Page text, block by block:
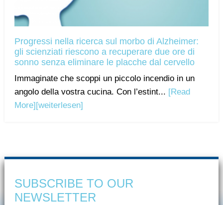
Progressi nella ricerca sul morbo di Alzheimer:
gli scienziati riescono a recuperare due ore di
sonno senza eliminare le placche dal cervello
Immaginate che scoppi un piccolo incendio in un
angolo della vostra cucina. Con l’estint... [Read
More] [weiterlesen]
SUBSCRIBE TO OUR
NEWSLETTER